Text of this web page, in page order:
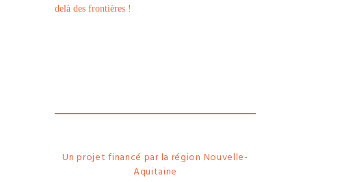
delà des frontières !
Un projet financé par la région Nouvelle-
Aquitaine